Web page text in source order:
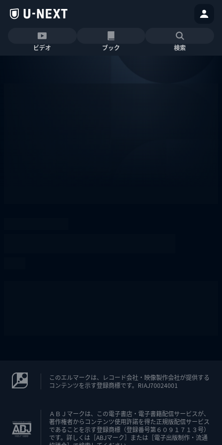
ビデオ ブック 検索
このエルマークは、レコード会社・映像製作会社が提供する
コンテンツを示す登録商標です。RIAJ70024001
ＡＢＪマークは、この電子書店・電子書籍配信サービスが、
著作権者からコンテンツ使用許諾を得た正規版配信サービス
であることを示す登録商標（登録番号第６０９１７１３号）
です。詳しくは［ABJマーク］または［電子出版制作・流通